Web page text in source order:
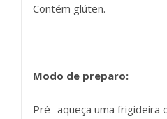
Contém glúten.
Modo de preparo:
Pré- aqueça uma frigideira